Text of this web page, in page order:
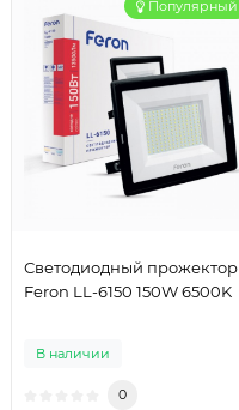
Популярный
Светодиодный прожектор
Feron LL-6150 150W 6500K
В наличии
0